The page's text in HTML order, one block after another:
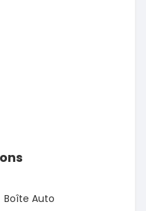
Boîte Auto